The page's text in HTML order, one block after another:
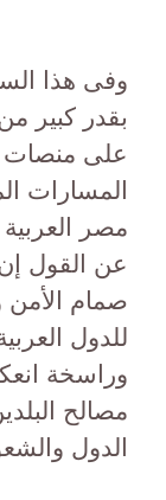
وفى هذا
بقدر كبير
على منصات
المسارات
مصر
عن القول
صمام الأمن
للدول
وراسخة
مصالح
الدول